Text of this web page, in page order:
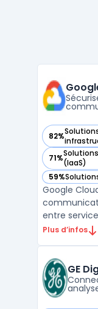
82%
— voir
71%(IaaS)
— voir
59%
— voir
Google
entre
cas de
Plus d’infos
GE